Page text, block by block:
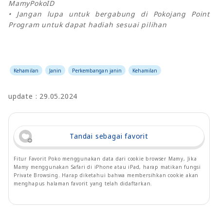
MamyPokoID
• Jangan lupa untuk bergabung di Pokojang Point
Program untuk dapat hadiah sesuai pilihan
Kehamilan Janin Perkembangan janin Kehamilan
update : 29.05.2024
Tandai sebagai favorit
Fitur Favorit Poko menggunakan data dari cookie browser Mamy, Jika
Mamy menggunakan Safari di iPhone atau iPad, harap matikan fungsi
Private Browsing. Harap diketahui bahwa membersihkan cookie akan
menghapus halaman favorit yang telah didaftarkan.